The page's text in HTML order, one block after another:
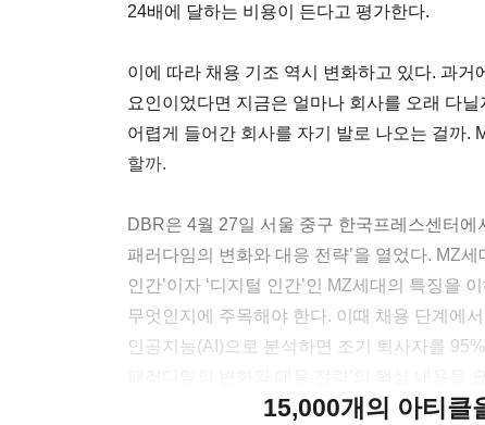
24배에 달하는 비용이 든다고 평가한다.
이에 따라 채용 기조 역시 변화하고 있다. 과
요인이었다면 지금은 얼마나 회사를 오래 다
어렵게 들어간 회사를 자기 발로 나오는 걸까.
할까.
DBR은 4월 27일 서울 중구 한국프레스센터에
패러다임의 변화와 대응 전략’을 열었다. MZ
인간’이자 ‘디지털 인간’인 MZ세대의 특징을
무엇인지에 주목해야 한다. 이때 채용 단계에
인공지능(AI)으로 분석하면 조기 퇴사자를
15,000개의 아티클